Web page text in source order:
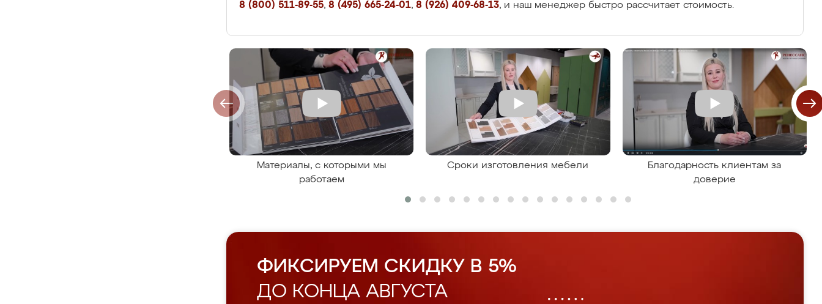
8 (800) 511-89-55, 8 (495) 665-24-01, 8 (926) 409-68-13, и наш менеджер быстро рассчитает стоимость.
Материалы, с которыми мы
работаем
Сроки изготовления мебели
Благодарность клиентам за
доверие
ФИКСИРУЕМ СКИДКУ В 5%
ДО КОНЦА АВГУСТА